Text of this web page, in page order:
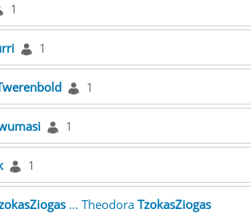
1
1
1
1
1
... Theodora TzokasZiogas